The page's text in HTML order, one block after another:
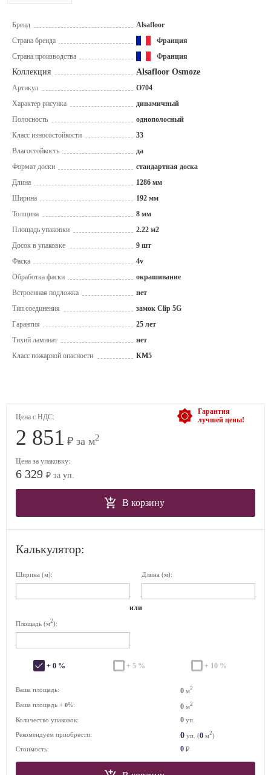
Бренд
Alsafloor
Страна бренда
Франция
Страна производства
Франция
Коллекция Alsafloor Osmoze
Артикул
O704
Характер рисунка
динамичный
Полосность
однополосный
Класс износостойкости
33
Влагостойкость
да
Формат доски
стандартная доска
Длина
1286 мм
Ширина
192 мм
Толщина
8 мм
Площадь упаковки
2.22 м2
Досок в упаковке
9 шт
Фаска
4v
Обработка фаски
окрашивание
Встроенная подложка
нет
Тип соединения
замок Clip 5G
Гарантия
25 лет
Тихий ламинат
нет
Класс пожарной опасности
КМ5
Гарантия
лучшей цены!
Цена с НДС:
2 851 ₽ за м2
Цена за упаковку:
6 329 ₽ за уп.
В корзину
Калькулятор:
Ширина (м): Длина (м):
или
Площадь (м2):
+ 0 % + 5 % + 10 %
Ваша площадь: 0 м2
Ваша площадь + 0%: 0 м2
Количество упаковок: 0 уп.
Рекомендуем приобрести:
0 уп. (0 м2)
Стоимость:
0 ₽